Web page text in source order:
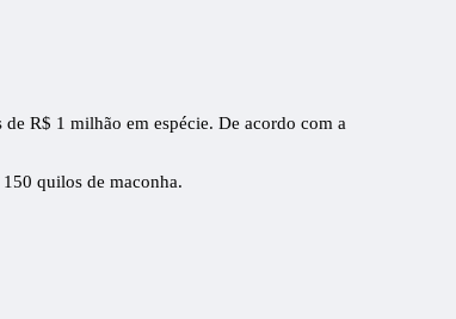
R$ 1 milhão em espécie. De acordo com a
quilos de maconha.